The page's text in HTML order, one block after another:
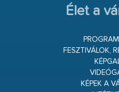
Élet a
FESZTIVÁLOK,
KÉPEK A